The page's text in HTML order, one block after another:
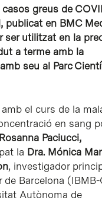
greus de
publicat en BMC
ser utilitzat en la
a terme amb la
seu al Parc
el curs de la
en sang
Paciucci,
la Dra. Mónica
, investigador
Barcelona (IBMB-
Autònoma de